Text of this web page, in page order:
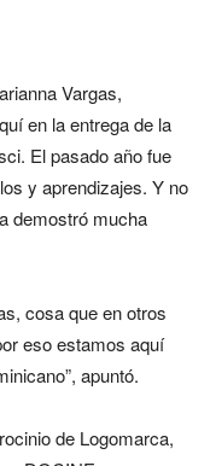
Vargas,
en la entrega de la
El pasado año fue
y aprendizajes. Y no
demostró mucha
cosa que en otros
eso estamos aquí
apuntó.
de Logomarca,